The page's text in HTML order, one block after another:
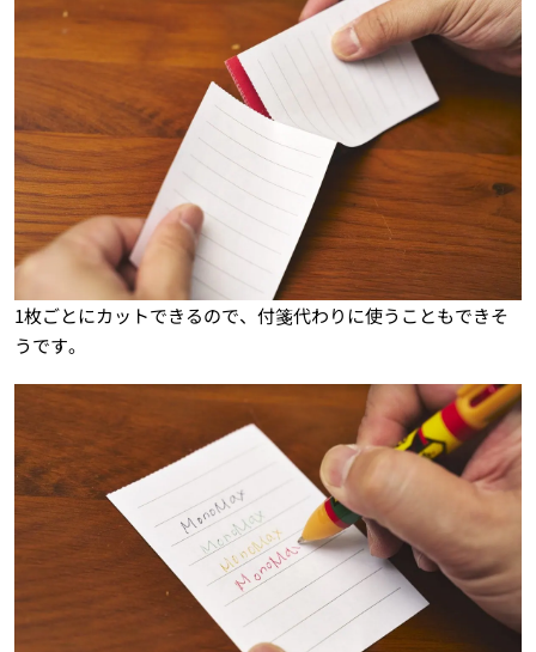
1枚ごとにカットできるので、付箋代わりに使うこともできそ
うです。